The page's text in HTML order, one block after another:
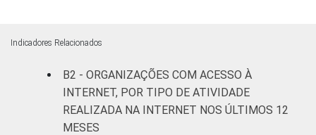
Desenvolvimento
e defesa de
direitos
5
Indicadores Relacionados
B2 - ORGANIZAÇÕES COM ACESSO À
INTERNET, POR TIPO DE ATIVIDADE
REALIZADA NA INTERNET NOS ÚLTIMOS 12
MESES